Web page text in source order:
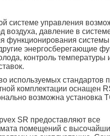
системе управления
воздуха, давление в
функционирования системы
энергосберегающие
контроль температуры
используемых стандартов
комплектации оснащен
возможна установка
SR предоставляют все
помещений с